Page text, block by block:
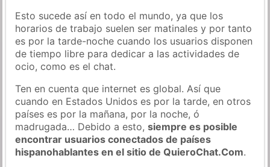
Esto sucede así en todo el mundo, ya que los
horarios de trabajo suelen ser matinales y por tanto
es por la tarde-noche cuando los usuarios disponen
de tiempo libre para dedicar a las actividades de
ocio, como es el chat.
Ten en cuenta que internet es global. Así que
cuando en Estados Unidos es por la tarde, en otros
países es por la mañana, por la noche, ó
madrugada… Debido a esto,siempre es posible
encontrar usuarios conectados de países
hispanohablantes en el sitio de QuieroChat.Com.